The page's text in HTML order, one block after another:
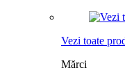
Vezi toate
Mărci